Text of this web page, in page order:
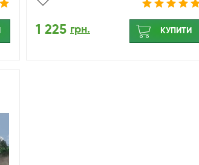
1 225 грн. КУПИТИ